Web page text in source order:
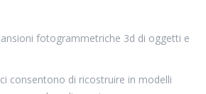
fotogrammetriche 3d di oggetti e
consentono di ricostruire in modelli